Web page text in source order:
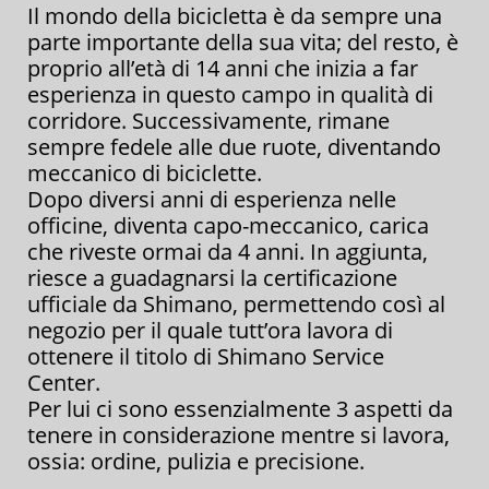
Il mondo della bicicletta è da sempre una
parte importante della sua vita; del resto, è
proprio all’età di 14 anni che inizia a far
esperienza in questo campo in qualità di
corridore. Successivamente, rimane
sempre fedele alle due ruote, diventando
meccanico di biciclette.
Dopo diversi anni di esperienza nelle
officine, diventa capo-meccanico, carica
che riveste ormai da 4 anni. In aggiunta,
riesce a guadagnarsi la certificazione
ufficiale da Shimano, permettendo così al
negozio per il quale tutt’ora lavora di
ottenere il titolo di Shimano Service
Center.
Per lui ci sono essenzialmente 3 aspetti da
tenere in considerazione mentre si lavora,
ossia: ordine, pulizia e precisione.